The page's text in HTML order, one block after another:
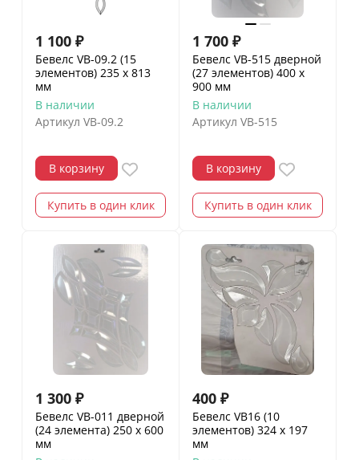
1 100 ₽
Бевелс VB-09.2 (15
элементов) 235 х 813
мм
В наличии
Артикул VB-09.2
В корзину
Купить в один клик
1 700 ₽
Бевелс VB-515 дверной
(27 элементов) 400 х
900 мм
В наличии
Артикул VB-515
В корзину
Купить в один клик
1 300 ₽
Бевелс VB-011 дверной
(24 элемента) 250 х 600
мм
400 ₽
Бевелс VB16 (10
элементов) 324 х 197
мм